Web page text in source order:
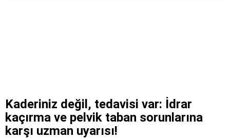
Kaderiniz değil, tedavisi var: İdrar
kaçırma ve pelvik taban sorunlarına
karşı uzman uyarısı!